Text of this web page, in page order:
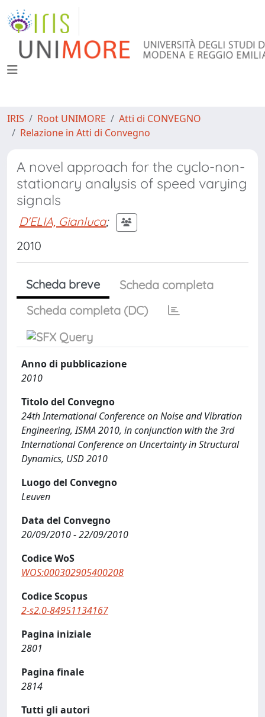
IRIS Root UNIMORE
Atti di CONVEGNO
Relazione in Atti di Convegno
A novel approach for the cyclo-non-
stationary analysis of speed varying
signals
D'ELIA, Gianluca;
2010
Scheda breve
Scheda completa
Scheda completa (DC)
Anno di pubblicazione
2010
Titolo del Convegno
24th International Conference on Noise and Vibration
Engineering, ISMA 2010, in conjunction with the 3rd
International Conference on Uncertainty in Structural
Dynamics, USD 2010
Luogo del Convegno
Leuven
Data del Convegno
20/09/2010 - 22/09/2010
Codice WoS
WOS:000302905400208
Codice Scopus
2-s2.0-84951134167
Pagina iniziale
2801
Pagina finale
2814
Tutti gli autori